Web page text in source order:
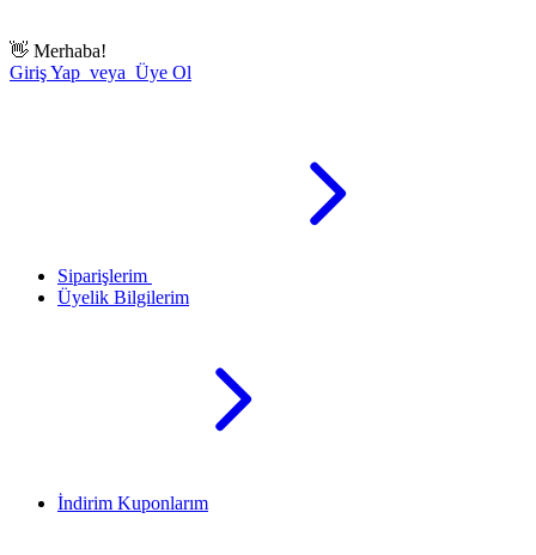
👋 Merhaba!
Giriş Yap veya Üye Ol
Siparişlerim
Üyelik Bilgilerim
İndirim Kuponlarım